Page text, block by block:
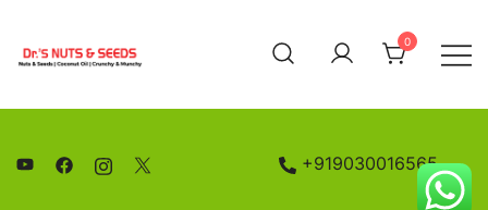
content
0
+919030016565